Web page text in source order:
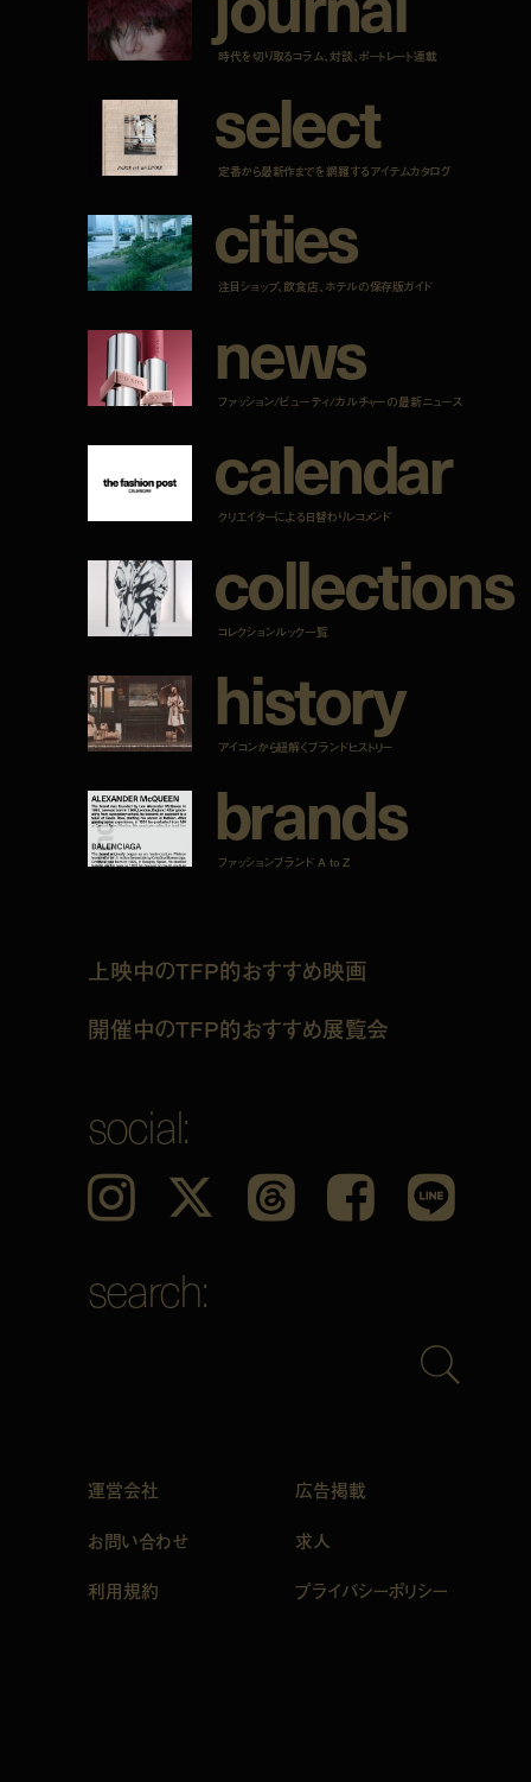
時代を切り取るコラム、対談、ポートレート連載
select
定番から最新作までを網羅するアイテムカタログ
cities
注目ショップ、飲食店、ホテルの保存版ガイド
news
ファッション/ビューティ/カルチャーの最新ニュース
calendar
クリエイターによる日替わりレコメンド
collections
コレクションルック一覧
history
アイコンから紐解くブランドヒストリー
brands
ファッションブランド A to Z
上映中のTFP的おすすめ映画
開催中のTFP的おすすめ展覧会
social:
Instagram 𝕏 Threads Facebook LINE
search:
運営会社
広告掲載
お問い合わせ
求人
利用規約
プライバシーポリシー